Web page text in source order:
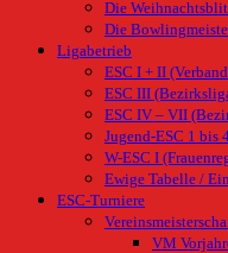
Die
Die
Ligabetrieb
ESC I + II
ESC III
ESC IV – VII
Jugend-ESC 1 bis
W-ESC I
Ewige Tabelle /
ESC-Turniere
VM